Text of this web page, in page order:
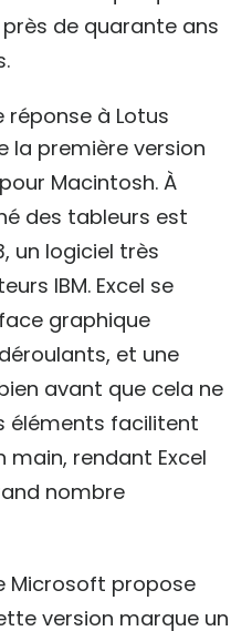
de quarante ans
réponse à Lotus
la première version
Macintosh. À
des tableurs est
un logiciel très
IBM. Excel se
graphique
et une
avant que cela ne
éléments facilitent
rendant Excel
nombre
Microsoft propose
version marque un